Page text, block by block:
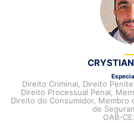
Direito Criminal, Direito
Direito Processual Penal,
Direito do Consumidor, Membro
de
OAB-